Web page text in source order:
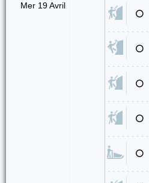
Mer 19 Avril
⚪
⚪
⚪
⚪
⚪